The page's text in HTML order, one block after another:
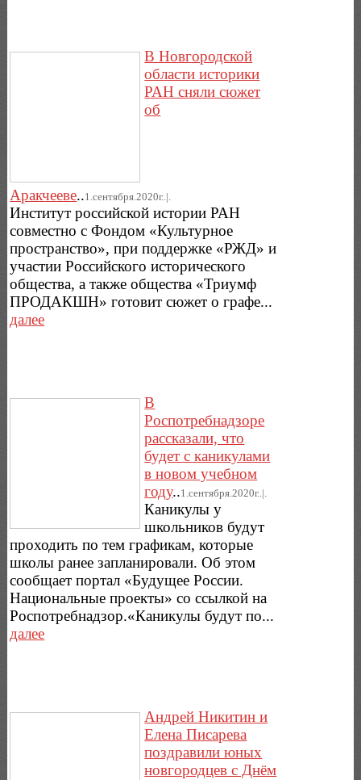
В Новгородской
области историки
РАН сняли сюжет
об
Аракчееве..1.сентября.2020г..|.
Институт российской истории РАН
совместно с Фондом «Культурное
пространство», при поддержке «РЖД» и
участии Российского исторического
общества, а также общества «Триумф
ПРОДАКШН» готовит сюжет о графе...
далее
В
Роспотребнадзоре
рассказали, что
будет с каникулами
в новом учебном
году..1.сентября.2020г..|.
Каникулы у
школьников будут
проходить по тем графикам, которые
школы ранее запланировали. Об этом
сообщает портал «Будущее России.
Национальные проекты» со ссылкой на
Роспотребнадзор.«Каникулы будут по...
далее
Андрей Никитин и
Елена Писарева
поздравили юных
новгородцев с Днём